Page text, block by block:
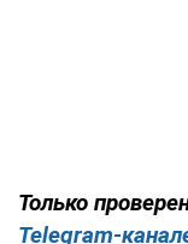
Только
Telegram-